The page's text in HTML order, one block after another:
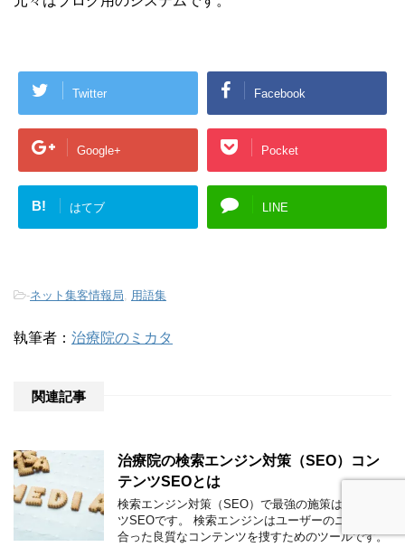
Twitter Facebook
Google+ Pocket
B! はてブ LINE
-ネット集客情報局, 用語集
執筆者： 治療院のミカタ
関連記事
治療院の検索エンジン対策（SEO）コン
テンツSEOとは
検索エンジン対策（SEO）で最強の施策はコンテン
ツSEOです。 検索エンジンはユーザーのニーズに
合った良質なコンテンツを捜すためのツールです。